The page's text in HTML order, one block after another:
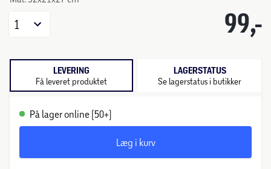
99,-
1
LEVERING
Få leveret produktet
LAGERSTATUS
Se lagerstatus i butikker
På lager online (50+)
Læg i kurv